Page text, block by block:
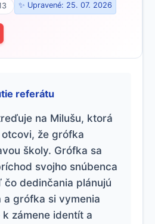
✨ Upravené: 25. 07. 2026
referátu
na Milušu, ktorá
že grófka
školy. Grófka sa
svojho snúbenca
čo dedinčania plánujú
a grófka si vymenia
zámene identít a